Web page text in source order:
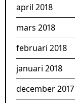
april 2018
mars 2018
februari 2018
januari 2018
december 2017